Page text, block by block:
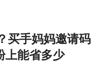
买手妈妈邀请码
上能省多少